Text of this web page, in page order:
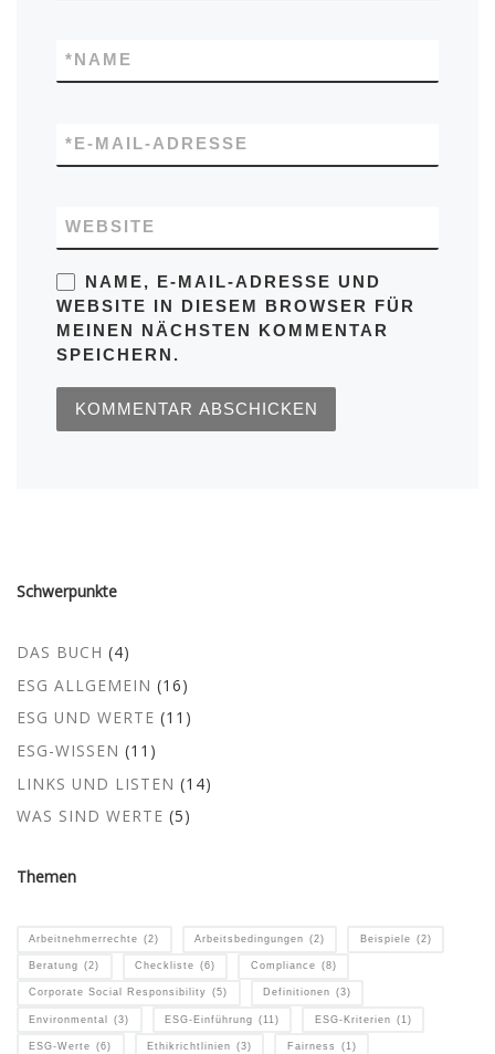
NAME
*
E-MAIL-ADRESSE
*
WEBSITE
NAME, E-MAIL-ADRESSE UND
WEBSITE IN DIESEM BROWSER FÜR
MEINEN NÄCHSTEN KOMMENTAR
SPEICHERN.
Schwerpunkte
DAS BUCH (4)
ESG ALLGEMEIN (16)
ESG UND WERTE (11)
ESG-WISSEN (11)
LINKS UND LISTEN (14)
WAS SIND WERTE (5)
Themen
Arbeitnehmerrechte (2) Arbeitsbedingungen (2) Beispiele (2)
Beratung (2) Checkliste (6) Compliance (8)
Corporate Social Responsibility (5) Definitionen (3)
Environmental (3) ESG-Einführung (11) ESG-Kriterien (1)
ESG-Werte (6) Ethikrichtlinien (3) Fairness (1)